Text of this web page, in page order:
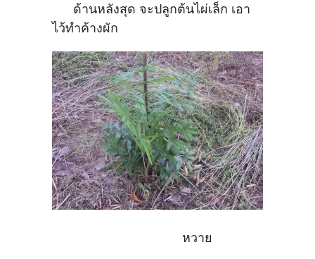
ด้านหลังสุด จะปลูกต้นไผ่เล็ก เอา
ไว้ทำค้างผัก
หวาย